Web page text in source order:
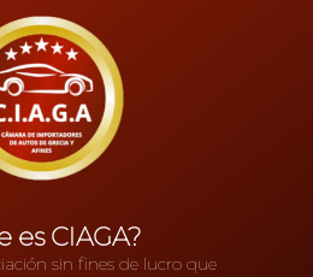
es CIAGA?
sin fines de lucro que